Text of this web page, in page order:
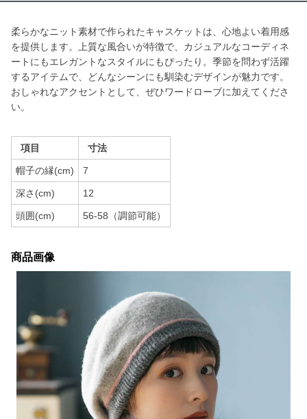
柔らかなニット素材で作られたキャスケットは、心地よい着用感
を提供します。上質な風合いが特徴で、カジュアルなコーディネ
ートにもエレガントなスタイルにもぴったり。季節を問わず活躍
するアイテムで、どんなシーンにも馴染むデザインが魅力です。
おしゃれなアクセントとして、ぜひワードローブに加えてくださ
い。
項目 寸法
帽子の縁(cm) 7
深さ(cm) 12
頭囲(cm) 56-58（調節可能）
商品画像